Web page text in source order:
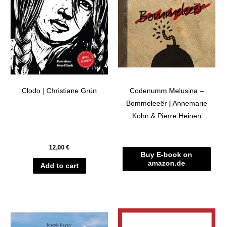
Clodo | Christiane Grün
12,00€
Add to cart
Codenumm Melusina –
Bommeleeër | Annemarie
Kohn & Pierre Heinen
Buy E-book on
amazon.de